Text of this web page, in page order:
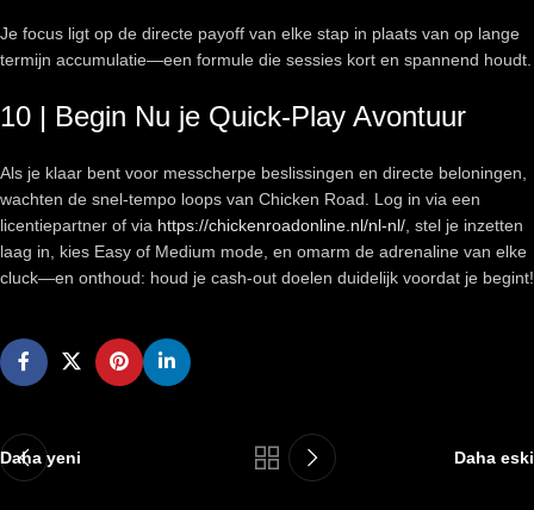
Je focus ligt op de directe payoff van elke stap in plaats van op lange
termijn accumulatie—een formule die sessies kort en spannend houdt.
10 | Begin Nu je Quick‑Play Avontuur
Als je klaar bent voor messcherpe beslissingen en directe beloningen,
wachten de snel‑tempo loops van Chicken Road. Log in via een
licentiepartner of via https://chickenroadonline.nl/nl-nl/, stel je inzetten
laag in, kies Easy of Medium mode, en omarm de adrenaline van elke
cluck—en onthoud: houd je cash‑out doelen duidelijk voordat je begint!
Daha yeni Daha eski